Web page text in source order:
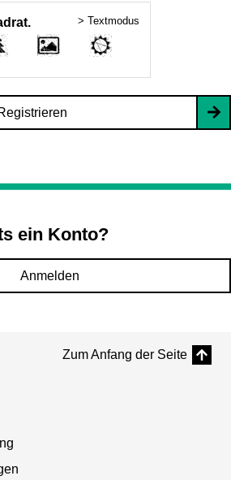
> Textmodus
ein Konto?
Anmelden
Zum Anfang der Seite